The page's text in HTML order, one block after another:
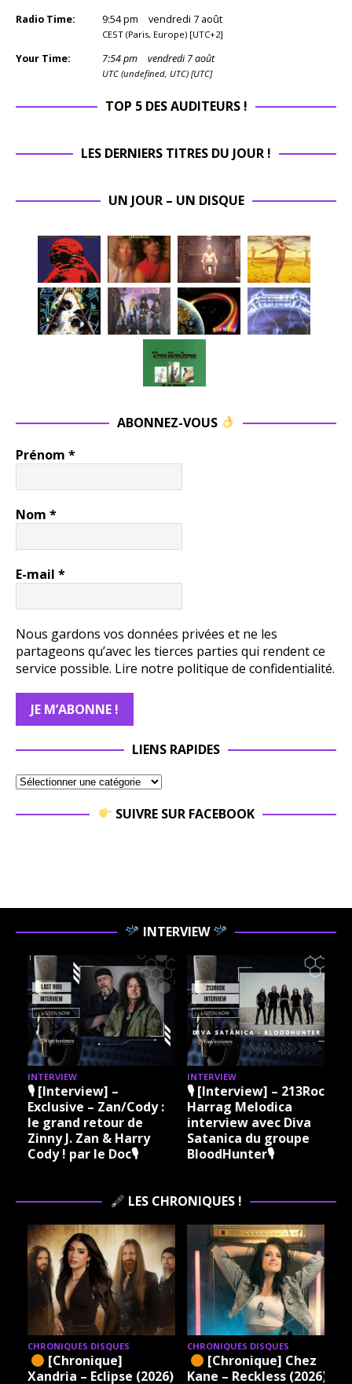
Radio Time: 9:54pm vendredi 7 août
CEST (Paris, Europe) [UTC+2]
Your Time: 7:54pm vendredi 7 août
UTC (undefined, UTC) [UTC]
TOP 5 DES AUDITEURS !
LES DERNIERS TITRES DU JOUR !
UN JOUR – UN DISQUE
ABONNEZ-VOUS
Prénom *
Nom *
E-mail *
Nous gardons vos données privées et ne les
partageons qu’avec les tierces parties qui rendent ce
service possible. Lire notre politique de confidentialité.
LIENS RAPIDES
SUIVRE SUR FACEBOOK
INTERVIEW
INTERVIEW
🎙 [Interview] –
Exclusive – Zan/Cody :
le grand retour de
Zinny J. Zan & Harry
Cody ! par le Doc🎙
INTERVIEW
🎙 [Interview] – 213Rock
Harrag Melodica
interview avec Diva
Satanica du groupe
BloodHunter🎙
LES CHRONIQUES !
CHRONIQUES DISQUES
[Chronique]
Xandria – Eclipse (2026)
CHRONIQUES DISQUES
[Chronique] Chez
Kane – Reckless (2026)